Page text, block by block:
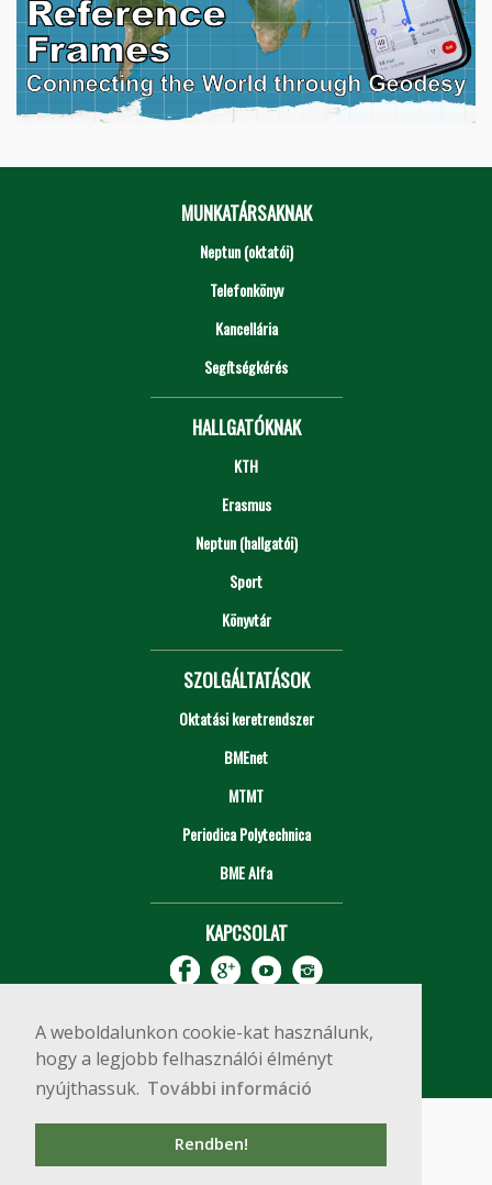
A weboldalunkon cookie-kat használunk,
hogy a legjobb felhasználói élményt
nyújthassuk. További információ
Rendben!
MUNKATÁRSAKNAK
Neptun (oktatói)
Telefonkönyv
Kancellária
Segítségkérés
HALLGATÓKNAK
KTH
Erasmus
Neptun (hallgatói)
Sport
Könyvtár
SZOLGÁLTATÁSOK
Oktatási keretrendszer
BMEnet
MTMT
Periodica Polytechnica
BME Alfa
KAPCSOLAT
Copyright © 2020 BME Építőmérnöki Kar
1111 Budapest, Műegyetem rkp. 3.